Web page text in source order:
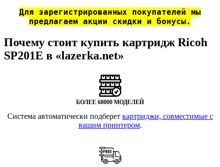
Для зарегистрированных покупателей мы
предлагаем акции скидки и бонусы.
Почему стоит купить картридж Ricoh
SP201E в «lazerka.net»
БОЛЕЕ 68000 МОДЕЛЕЙ
Система автоматически подберет картриджи, совместимые с
вашим принтером.